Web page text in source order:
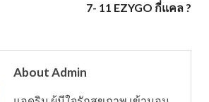
7- 11 EZYGO กี่แคล ?
About Admin